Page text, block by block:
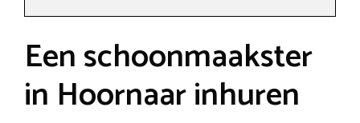
Een schoonmaakster
in Hoornaar inhuren